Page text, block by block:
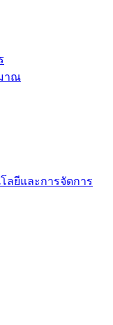
าณ
ลยีและการจัดการ